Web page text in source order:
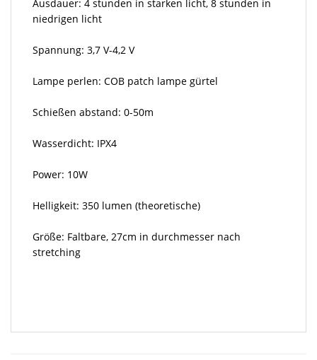
Ausdauer: 4 stunden in starken licht, 8 stunden in
niedrigen licht
Spannung: 3,7 V-4,2 V
Lampe perlen: COB patch lampe gürtel
Schießen abstand: 0-50m
Wasserdicht: IPX4
Power: 10W
Helligkeit: 350 lumen (theoretische)
Größe: Faltbare, 27cm in durchmesser nach
stretching